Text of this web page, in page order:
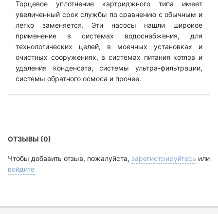
Торцевое уплотнение картриджного типа имеет
увеличенный срок службы по сравнению с обычным и
легко заменяется. Эти насосы нашли широкое
применение в системах водоснабжения, для
технологических целей, в моечных установках и
очистных сооружениях, в системах питания котлов и
удаления конденсата, системы ультра-фильтрации,
системы обратного осмоса и прочее.
ОТЗЫВЫ (0)
Чтобы добавить отзыв, пожалуйста, зарегистрируйтесь или
войдите